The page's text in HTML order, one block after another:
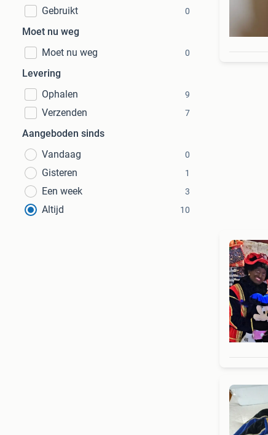
Gebruikt 0
Moet nu weg
Moet nu weg
0
Levering
Ophalen
9
Verzenden 7
Aangeboden sinds
Vandaag
0
Gisteren 1
Een week 3
Altijd 10